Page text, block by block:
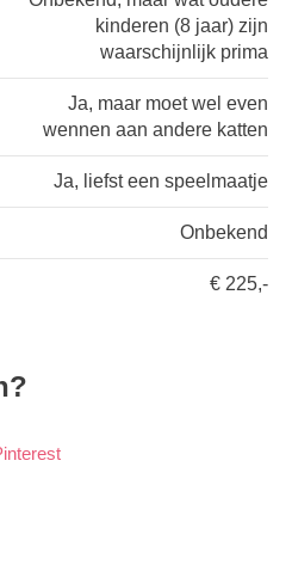
kinderen (8 jaar) zijn
waarschijnlijk prima
Ja, maar moet wel even
wennen aan andere katten
Ja, liefst een speelmaatje
Onbekend
€ 225,-